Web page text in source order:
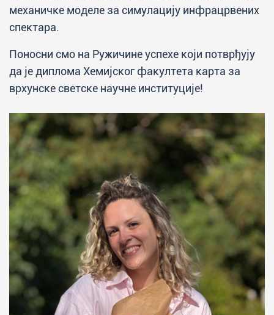
механичке моделе за симулацију инфрацрвених
спектара.
Поносни смо на Ружичине успехе који потврђују
да је диплома Хемијског факултета карта за
врхунске светске научне институције!